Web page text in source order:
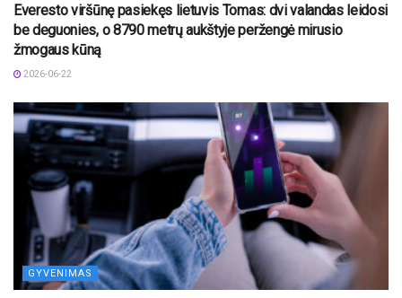
Everesto viršūnę pasiekęs lietuvis Tomas: dvi valandas leidosi
be deguonies, o 8790 metrų aukštyje peržengė mirusio
žmogaus kūną
2026-06-22
GYVENIMAS